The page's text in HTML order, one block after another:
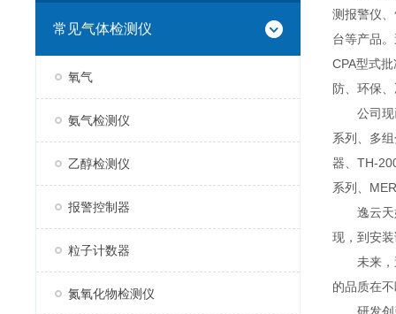
常见气体检测仪
氧气
氨气检测仪
乙醇检测仪
报警控制器
粒子计数器
氮氧化物检测仪
测报警仪
台等产品
CPA型式
防、环保
公司现已
系列、多
器、TH-
系列、
逸云天始
现，到安
未来，逸
的品质在